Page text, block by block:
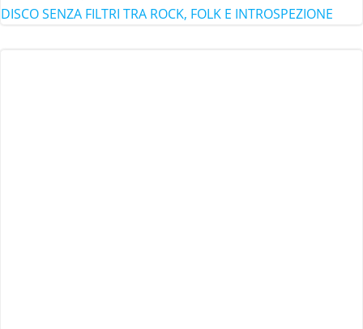
DISCO SENZA FILTRI TRA ROCK, FOLK E INTROSPEZIONE